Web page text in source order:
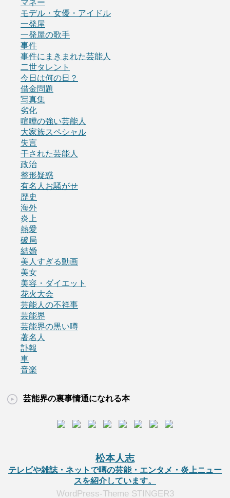
マネー
モデル・女優・アイドル
一発屋
一発屋の歌手
事件
事件にまきまれた芸能人
二世タレント
今日は何の日？
借金問題
写真集
劣化
喧嘩の強い芸能人
大家族スペシャル
失言
干された芸能人
政治
整形疑惑
有名人お騒がせ
歴史
海外
炎上
熱愛
破局
結婚
美人すぎる動画
美女
美容・ダイエット
花火大会
芸能人の不祥事
芸能界
芸能界の黒い噂
著名人
訃報
車
音楽
芸能界の裏事情通になれる本
松本人志
テレビや雑誌・ネットで噂の芸能・エンタメ・炎上ニュー
スを紹介しています。
WordPress-Theme STINGER3